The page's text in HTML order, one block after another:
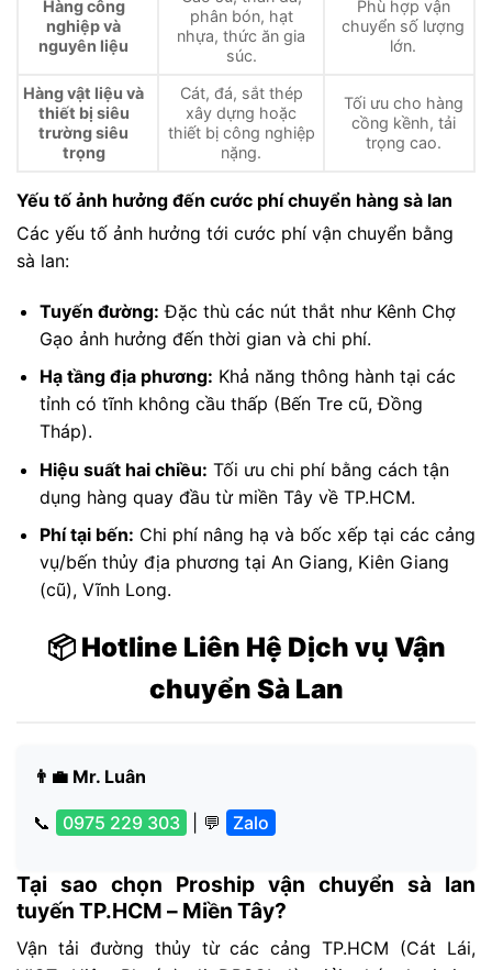
Hàng công
nghiệp và
nguyên liệu
phân bón, hạt
nhựa, thức ăn gia
súc.
Phù hợp vận
chuyển số lượng
lớn.
Hàng vật liệu và
thiết bị siêu
trường siêu
trọng
Cát, đá, sắt thép
xây dựng hoặc
thiết bị công nghiệp
nặng.
Tối ưu cho hàng
cồng kềnh, tải
trọng cao.
Yếu tố ảnh hưởng đến cước phí chuyển hàng sà lan
Các yếu tố ảnh hưởng tới cước phí vận chuyển bằng
sà lan:
Tuyến đường: Đặc thù các nút thắt như Kênh Chợ
Gạo ảnh hưởng đến thời gian và chi phí.
Hạ tầng địa phương: Khả năng thông hành tại các
tỉnh có tĩnh không cầu thấp (Bến Tre cũ, Đồng
Tháp).
Hiệu suất hai chiều: Tối ưu chi phí bằng cách tận
dụng hàng quay đầu từ miền Tây về TP.HCM.
Phí tại bến: Chi phí nâng hạ và bốc xếp tại các cảng
vụ/bến thủy địa phương tại An Giang, Kiên Giang
(cũ), Vĩnh Long.
📦 Hotline Liên Hệ Dịch vụ Vận
chuyển Sà Lan
👨‍💼 Mr. Luân
📞 0975 229 303 | 💬 Zalo
Tại sao chọn Proship vận chuyển sà lan
tuyến TP.HCM – Miền Tây?
Vận tải đường thủy từ các cảng TP.HCM (Cát Lái,